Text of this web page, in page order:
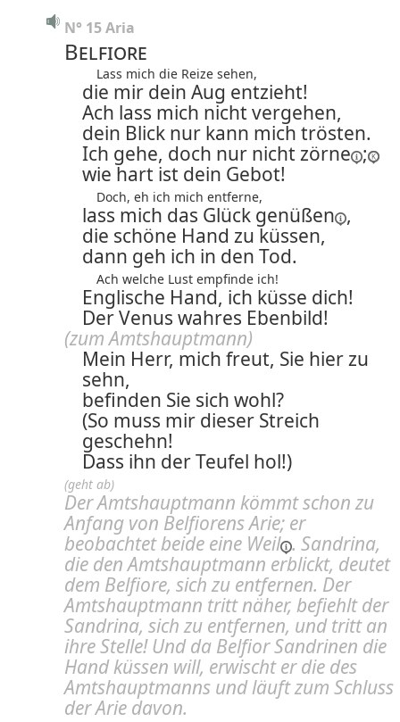
N° 15 Aria
Belfiore
Lass mich die Reize sehen,
die mir dein Aug entzieht!
Ach lass mich nicht vergehen,
dein Blick nur kann mich trösten.
Ich gehe, doch nur nicht zörne ;
wie hart ist dein Gebot!
Doch, eh ich mich entferne,
lass mich das Glück genüßen ,
die schöne Hand zu küssen,
dann geh ich in den Tod.
Ach welche Lust empfinde ich!
Englische Hand, ich küsse dich!
Der Venus wahres Ebenbild!
(zum Amtshauptmann)
Mein Herr, mich freut, Sie hier zu
sehn,
befinden Sie sich wohl?
(So muss mir dieser Streich
geschehn!
Dass ihn der Teufel hol!)
(geht ab)
Der Amtshauptmann kömmt schon zu
Anfang von Belfiorens Arie; er
beobachtet beide eine Weil . Sandrina,
die den Amtshauptmann erblickt, deutet
dem Belfiore, sich zu entfernen. Der
Amtshauptmann tritt näher, befiehlt der
Sandrina, sich zu entfernen, und tritt an
ihre Stelle! Und da Belfior Sandrinen die
Hand küssen will, erwischt er die des
Amtshauptmanns und läuft zum Schluss
der Arie davon.